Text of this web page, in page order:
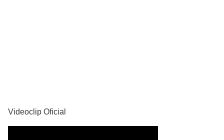
Videoclip Oficial